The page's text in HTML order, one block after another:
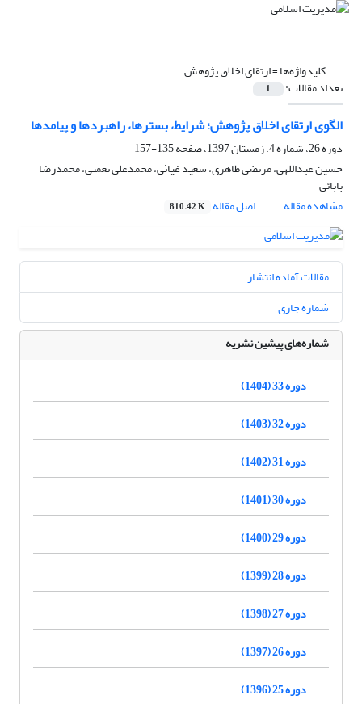
کلیدواژه‌ها =ارتقای اخلاق پژوهش
تعداد مقالات: 1
الگوی ارتقای اخلاق پژوهش؛ شرایط، بسترها، راهبردها و پیامدها
دوره 26، شماره 4، زمستان 1397، صفحه
135-157
حسین عبداللهی، مرتضی طاهری، سعید غیاثی، محمدعلی نعمتی، محمدرضا
بابائی
مشاهده مقاله
اصل مقاله 810.42 K
مقالات آماده انتشار
شماره جاری
شماره‌های پیشین نشریه
دوره 33 (1404)
دوره 32 (1403)
دوره 31 (1402)
دوره 30 (1401)
دوره 29 (1400)
دوره 28 (1399)
دوره 27 (1398)
دوره 26 (1397)
دوره 25 (1396)